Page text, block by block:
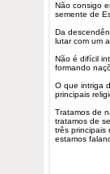
Não consigo
semente de
Da
lutar com um
Não é difícil
formando
O que intriga
principais
Tratamos de
tratamos de
três principais
estamos